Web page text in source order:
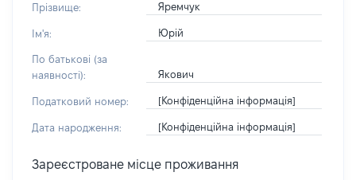
Прізвище: Яремчук
Ім'я: Юрій
По батькові (за
наявності):
Якович
Податковий номер: [Конфіденційна інформація]
Дата народження: [Конфіденційна інформація]
Зареєстроване місце проживання